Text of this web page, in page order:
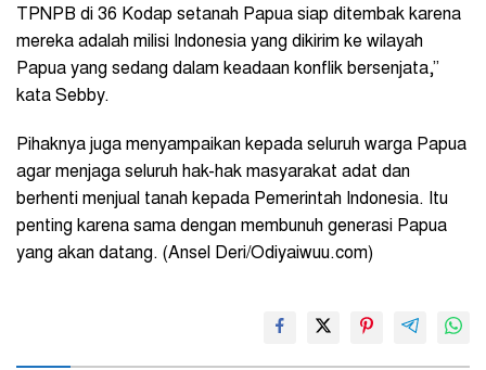
TPNPB di 36 Kodap setanah Papua siap ditembak karena
mereka adalah milisi Indonesia yang dikirim ke wilayah
Papua yang sedang dalam keadaan konflik bersenjata,”
kata Sebby.
Pihaknya juga menyampaikan kepada seluruh warga Papua
agar menjaga seluruh hak-hak masyarakat adat dan
berhenti menjual tanah kepada Pemerintah Indonesia. Itu
penting karena sama dengan membunuh generasi Papua
yang akan datang. (Ansel Deri/Odiyaiwuu.com)